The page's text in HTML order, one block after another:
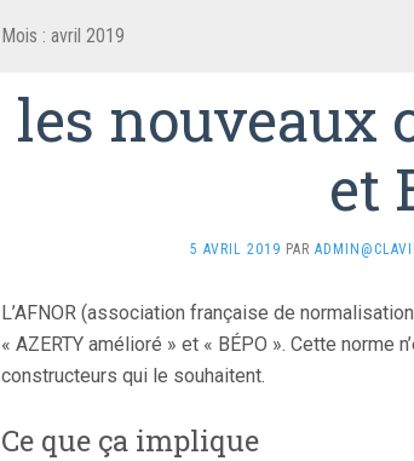
Mois : avril 2019
les nouveaux
et
5 AVRIL 2019 PAR
L’AFNOR (association française de
« AZERTY amélioré » et « BÉPO ». Cette
constructeurs qui le souhaitent.
Ce que ça implique